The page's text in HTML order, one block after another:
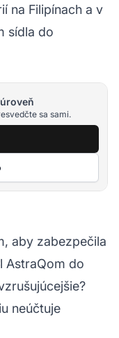
na Filipínach a v
sídla do
sa sami.
aby zabezpečila
AstraQom do
neúčtuje